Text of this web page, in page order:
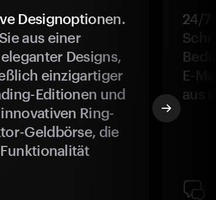
Designoptionen.
aus einer
Designs,
einzigartiger
Editionen und
Ring-
Geldbörse, die
24/7
E-
aus